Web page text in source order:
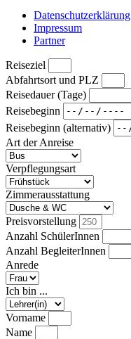
Datenschutzerklärung
Impressum
Partner
Reiseziel
Abfahrtsort und PLZ
Reisedauer (Tage)
Reisebeginn
Reisebeginn (alternativ)
Art der Anreise
Verpflegungsart
Zimmerausstattung
Preisvorstellung
Anzahl SchülerInnen
Anzahl BegleiterInnen
Anrede
Ich bin ...
Vorname
Name